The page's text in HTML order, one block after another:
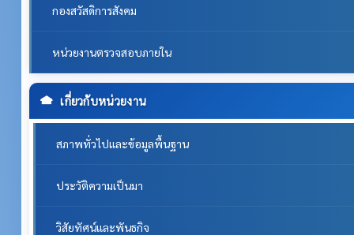
กองสวัสดิการสังคม
หน่วยงานตรวจสอบภายใน
เกี่ยวกับหน่วยงาน
สภาพทั่วไปและข้อมูลพื้นฐาน
ประวัติความเป็นมา
วิสัยทัศน์และพันธกิจ